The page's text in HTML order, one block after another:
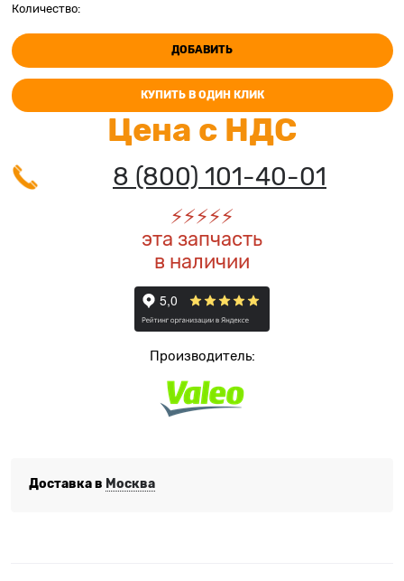
Количество:
ДОБАВИТЬ
КУПИТЬ В ОДИН КЛИК
Цена с НДС
8 (800) 101-40-01
⚡️⚡️⚡️⚡️⚡️
эта запчасть
в наличии
Производитель:
Доставка в Москва